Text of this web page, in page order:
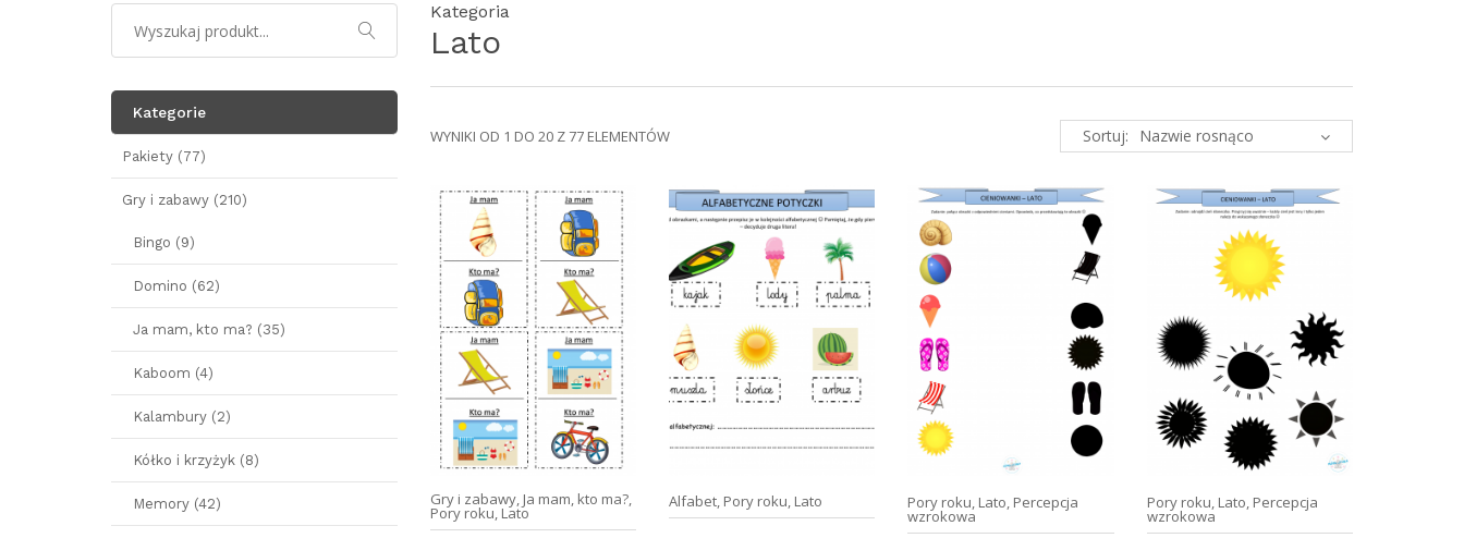
Kategoria
Lato
WYNIKI OD 1 DO 20 Z 77 ELEMENTÓW Sortuj:
Gry i zabawy, Ja mam, kto ma?,
Pory roku, Lato
Alfabet, Pory roku Lato Pory roku Lato Percepcja
wzrokowa
Pory roku Lato Percepcja
wzrokowa
Kategorie
Pakiety (77)
Gry i zabawy (210)
Bingo (9)
Domino (62)
Ja mam, kto ma? (35)
Kaboom (4)
Kalambury (2)
Kółko i krzyżyk (8)
Memory (42)